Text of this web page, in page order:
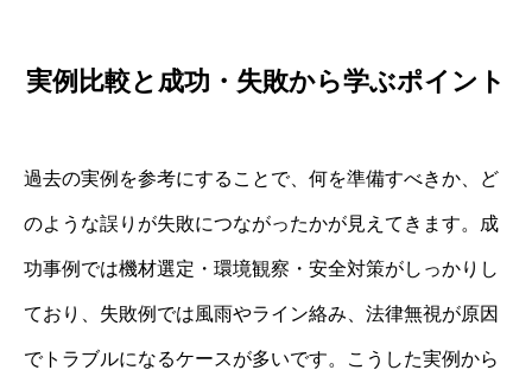
実例比較と成功・失敗から学ぶポイント
過去の実例を参考にすることで、何を準備すべきか、ど
のような誤りが失敗につながったかが見えてきます。成
功事例では機材選定・環境観察・安全対策がしっかりし
ており、失敗例では風雨やライン絡み、法律無視が原因
でトラブルになるケースが多いです。こうした実例から